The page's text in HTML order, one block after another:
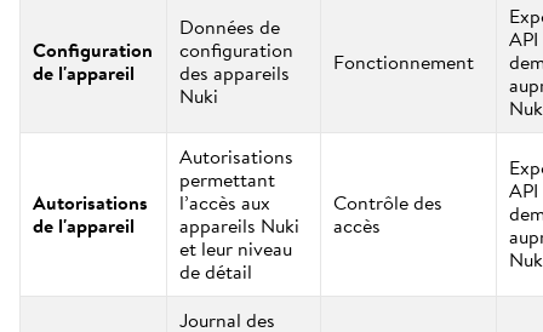
Configuration
de l'appareil
Données de
configuration
des appareils
Nuki
Fonctionnement
Autorisations
de l'appareil
Autorisations
permettant
l’accès aux
appareils Nuki
et leur niveau
de détail
Contrôle des
accès
Journal des